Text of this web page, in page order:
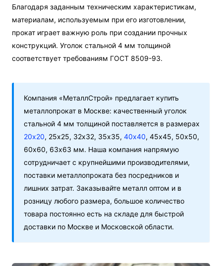
Благодаря заданным техническим характеристикам,
материалам, используемым при его изготовлении,
прокат играет важную роль при создании прочных
конструкций. Уголок стальной 4 мм толщиной
соответствует требованиям ГОСТ 8509-93.
Компания «МеталлСтрой» предлагает купить
металлопрокат в Москве: качественный уголок
стальной 4 мм толщиной поставляется в размерах
20х20, 25х25, 32х32, 35х35,40х40, 45х45, 50х50,
60х60, 63х63 мм. Наша компания напрямую
сотрудничает с крупнейшими производителями,
поставки металлопроката без посредников и
лишних затрат. Заказывайте металл оптом и в
розницу любого размера, большое количество
товара постоянно есть на складе для быстрой
доставки по Москве и Московской области.